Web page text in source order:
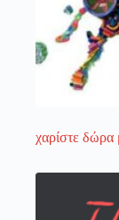
χαρίστε δώρα